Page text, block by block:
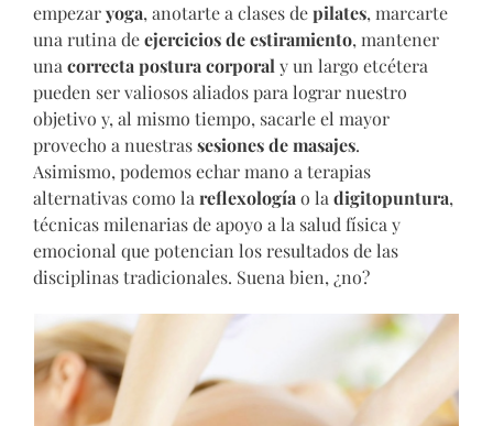
empezaryoga, anotarte a clases depilates, marcarte
una rutina deejercicios de estiramiento, mantener
una correcta postura corporal y un largo etcétera
pueden ser valiosos aliados para lograr nuestro
objetivo y, al mismo tiempo, sacarle el mayor
provecho a nuestrassesiones de masajes.
Asimismo, podemos echar mano a terapias
alternativas como la reflexología o la digitopuntura,
técnicas milenarias de apoyo a la salud física y
emocional que potencian los resultados de las
disciplinas tradicionales. Suena bien, ¿no?